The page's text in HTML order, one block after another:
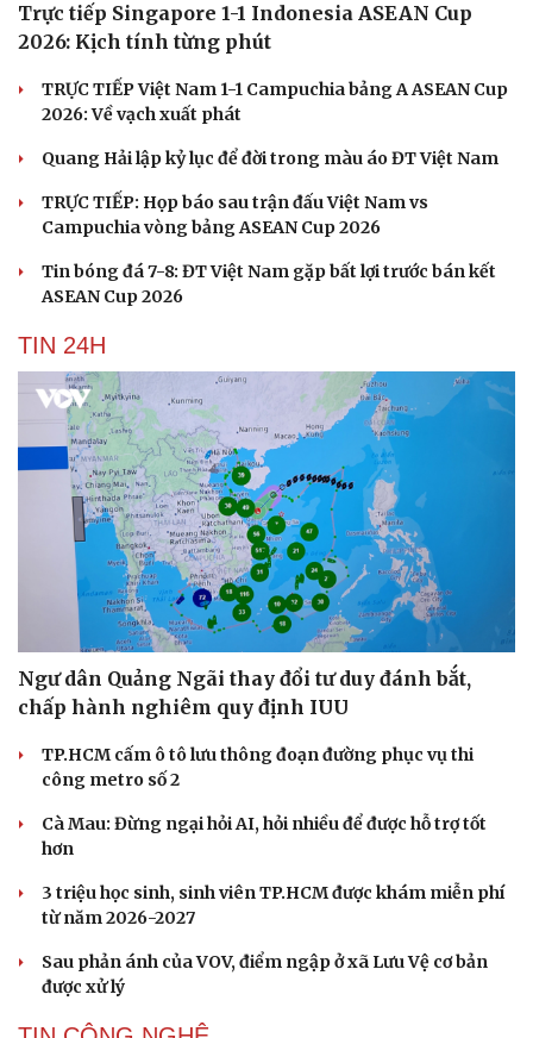
Trực tiếp Singapore 1-1 Indonesia ASEAN Cup
2026: Kịch tính từng phút
TRỰC TIẾP Việt Nam 1-1 Campuchia bảng A ASEAN Cup
2026: Về vạch xuất phát
Quang Hải lập kỷ lục để đời trong màu áo ĐT Việt Nam
TRỰC TIẾP: Họp báo sau trận đấu Việt Nam vs
Campuchia vòng bảng ASEAN Cup 2026
Tin bóng đá 7-8: ĐT Việt Nam gặp bất lợi trước bán kết
ASEAN Cup 2026
TIN 24H
Ngư dân Quảng Ngãi thay đổi tư duy đánh bắt,
chấp hành nghiêm quy định IUU
TP.HCM cấm ô tô lưu thông đoạn đường phục vụ thi
công metro số 2
Cà Mau: Đừng ngại hỏi AI, hỏi nhiều để được hỗ trợ tốt
hơn
3 triệu học sinh, sinh viên TP.HCM được khám miễn phí
từ năm 2026-2027
Sau phản ánh của VOV, điểm ngập ở xã Lưu Vệ cơ bản
được xử lý